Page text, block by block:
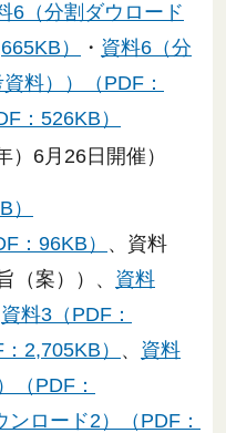
6（分割ダウロード
）
・ 資料6（分
料））（PDF：
：526KB）
6月26日開催）
：96KB）
、資料
（案））、 資料
資料3（PDF：
2,705KB） 、 資料
（PDF：
ンロード2）（PDF：